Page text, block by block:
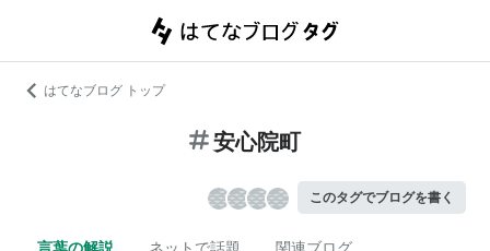
はてなブログ トップ
安心院町
このタグでブログを書く
言葉の解説 ネットで話題 関連ブログ